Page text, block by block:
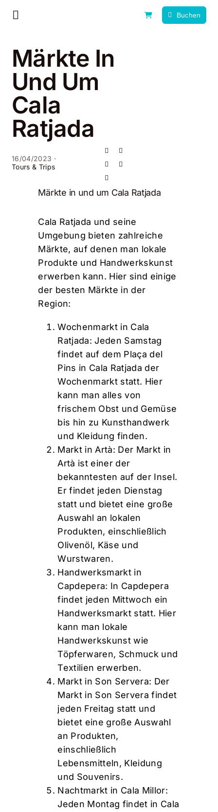
InhaltToggle
Erlebnistag
Alle Erlebnisse
News, Tipps & Guides
Buchen
Märkte In
Und Um
Cala
Ratjada
16/04/2023 ·
Tours & Trips
Märkte in und um Cala Ratjada
Cala Ratjada und seine
Umgebung bieten zahlreiche
Märkte, auf denen man lokale
Produkte und Handwerkskunst
erwerben kann. Hier sind einige
der besten Märkte in der
Region:
Wochenmarkt in Cala
Ratjada: Jeden Samstag
findet auf dem Plaça del
Pins in Cala Ratjada der
Wochenmarkt statt. Hier
kann man alles von
frischem Obst und Gemüse
bis hin zu Kunsthandwerk
und Kleidung finden.
Markt in Artà: Der Markt in
Artà ist einer der
bekanntesten auf der Insel.
Er findet jeden Dienstag
statt und bietet eine große
Auswahl an lokalen
Produkten, einschließlich
Olivenöl, Käse und
Wurstwaren.
Handwerksmarkt in
Capdepera: In Capdepera
findet jeden Mittwoch ein
Handwerksmarkt statt. Hier
kann man lokale
Handwerkskunst wie
Töpferwaren, Schmuck und
Textilien erwerben.
Markt in Son Servera: Der
Markt in Son Servera findet
jeden Freitag statt und
bietet eine große Auswahl
an Produkten,
einschließlich
Lebensmitteln, Kleidung
und Souvenirs.
Nachtmarkt in Cala Millor:
Jeden Montag findet in Cala